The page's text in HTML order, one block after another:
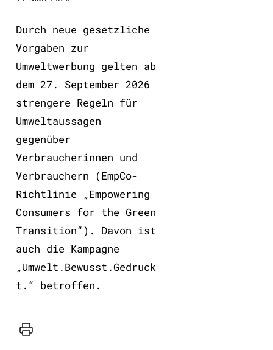
Durch neue gesetzliche
Vorgaben zur
Umweltwerbung gelten ab
dem 27. September 2026
strengere Regeln für
Umweltaussagen
gegenüber
Verbraucherinnen und
Verbrauchern (EmpCo-
Richtlinie „Empowering
Consumers for the Green
Transition“). Davon ist
auch die Kampagne
„Umwelt.Bewusst.Gedruck
t.“ betroffen.
Drucker